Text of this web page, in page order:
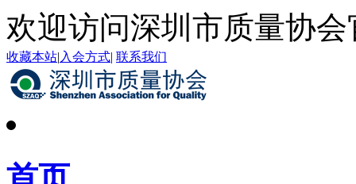
欢迎访问深圳市质量协会
收藏本站| 入会方式| 联系我们